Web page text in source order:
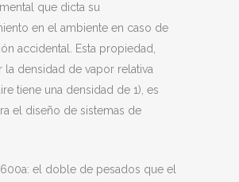
que dicta su
en el ambiente en caso de
accidental. Esta propiedad,
la densidad de vapor relativa
tiene una densidad de 1), es
el diseño de sistemas de
el doble de pesados que el